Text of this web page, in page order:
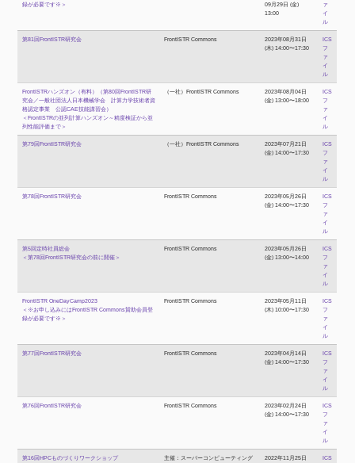
録が必要です※＞
09月29日 (金)
13:00
ァ
イ
ル
第81回FrontISTR研究会 FrontISTR Commons
2023年08月31日
(木) 14:00〜17:30
ICS
フ
ァ
イ
ル
FrontISTRハンズオン（有料）（第80回FrontISTR研
究会／一般社団法人日本機械学会 計算力学技術者資
格認定事業 公認CAE技能講習会）
＜FrontISTRの並列計算ハンズオン～精度検証から並
列性能評価まで＞
（一社）FrontISTR Commons
2023年08月04日
(金) 13:00〜18:00
ICS
フ
ァ
イ
ル
第79回FrontISTR研究会 （一社）FrontISTR Commons
2023年07月21日
(金) 14:00〜17:30
ICS
フ
ァ
イ
ル
第78回FrontISTR研究会 FrontISTR Commons
2023年05月26日
(金) 14:00〜17:30
ICS
フ
ァ
イ
ル
第5回定時社員総会
＜第78回FrontISTR研究会の前に開催＞
FrontISTR Commons
2023年05月26日
(金) 13:00〜14:00
ICS
フ
ァ
イ
ル
FrontISTR OneDayCamp2023
＜※お申し込みにはFrontISTR Commons賛助会員登
録が必要です※＞
FrontISTR Commons
2023年05月11日
(木) 10:00〜17:30
ICS
フ
ァ
イ
ル
第77回FrontISTR研究会 FrontISTR Commons
2023年04月14日
(金) 14:00〜17:30
ICS
フ
ァ
イ
ル
第76回FrontISTR研究会 FrontISTR Commons
2023年02月24日
(金) 14:00〜17:30
ICS
フ
ァ
イ
ル
第16回HPCものづくりワークショップ
主催：スーパーコンピューティング
2022年11月25日
ICS